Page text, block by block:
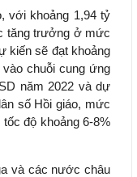
với khoảng 1,94 tỷ
tăng trưởng ở mức
kiến sẽ đạt khoảng
chuỗi cung ứng
năm 2022 và dự
số Hồi giáo, mức
độ khoảng 6-8%
và các nước châu